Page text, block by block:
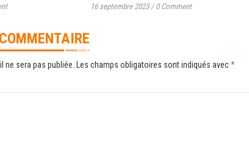
16 septembre 2023 / 0 Comment
ne sera pas publiée. Les champs obligatoires sont indiqués avec*